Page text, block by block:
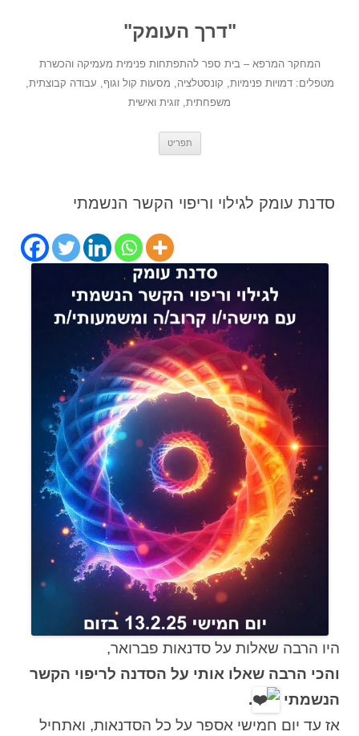
"דרך העומק"
המחקר המרפא – בית ספר להתפתחות פנימית מעמיקה והכשרת
מטפלים: דמויות פנימיות, קונסטלציה, מסעות קול וגוף, עבודה קבוצתית,
משפחתית, זוגית ואישית
תפריט
סדנת עומק לגילוי וריפוי הקשר הנשמתי
היו הרבה שאלות על סדנאות פברואר,
והכי הרבה שאלו אותי על הסדנה לריפוי הקשר
הנשמתי
.
אז עד יום חמישי אספר על כל הסדנאות, ואתחיל